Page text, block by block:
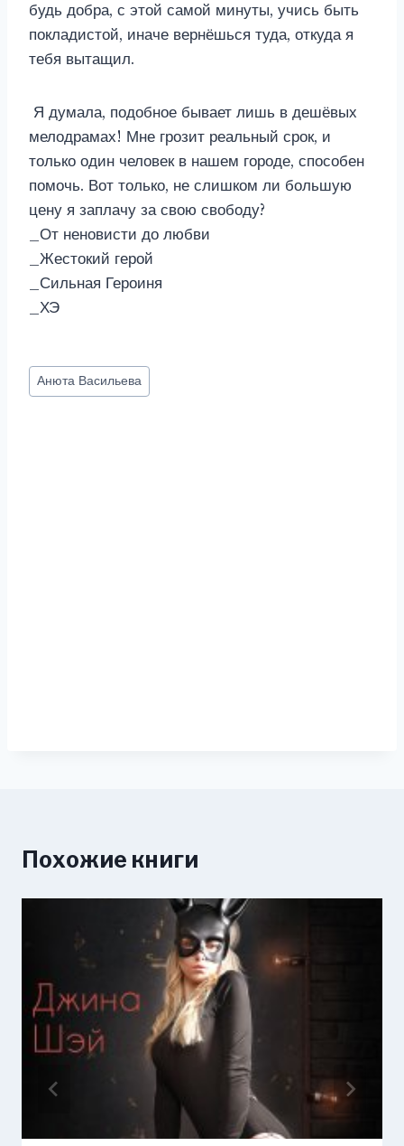
будь добра, с этой самой минуты, учись быть
покладистой, иначе вернёшься туда, откуда я
тебя вытащил.
Я думала, подобное бывает лишь в дешёвых
мелодрамах! Мне грозит реальный срок, и
только один человек в нашем городе, способен
помочь. Вот только, не слишком ли большую
цену я заплачу за свою свободу?
_От неновисти до любви
_Жестокий герой
_Сильная Героиня
_ХЭ
Метки
записи:
Анюта Васильева
Похожие книги